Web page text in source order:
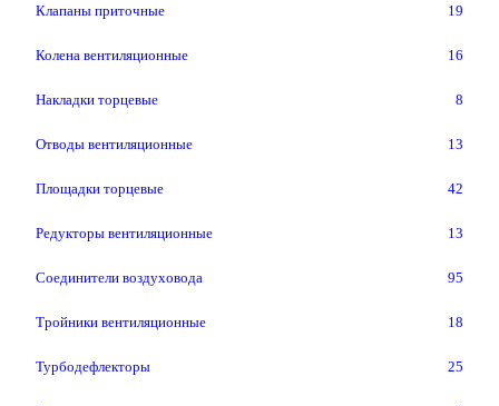
Клапаны приточные 19
Колена вентиляционные 16
Накладки торцевые 8
Отводы вентиляционные 13
Площадки торцевые 42
Редукторы вентиляционные 13
Соединители воздуховода 95
Тройники вентиляционные 18
Турбодефлекторы 25